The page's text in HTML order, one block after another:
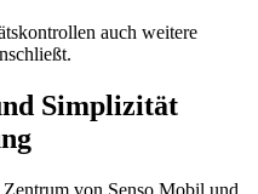
auch weitere
Simplizität
von Senso Mobil und